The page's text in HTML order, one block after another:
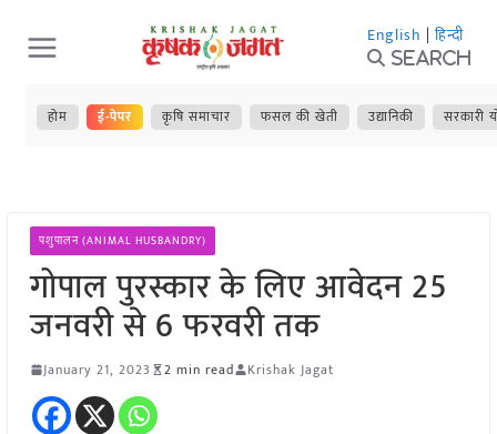
Skip
to
content
English | हिन्दी
Search
होम ई-पेपर कृषि समाचार फसल की खेती उद्यानिकी सरकारी
पशुपालन (ANIMAL HUSBANDRY)
गोपाल पुरस्कार के लिए आवेदन 25
जनवरी से 6 फरवरी तक
January 21, 2023 2 min read Krishak Jagat